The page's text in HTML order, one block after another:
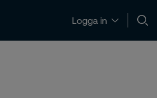
Logga in
Kontakt och support